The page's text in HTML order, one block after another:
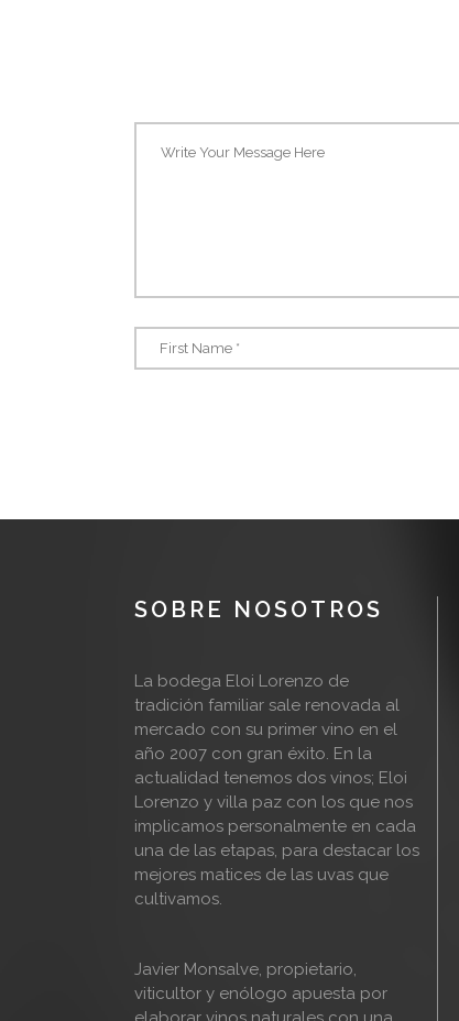
SOBRE NOSOTROS
La bodega Eloi Lorenzo de
tradición familiar sale renovada al
mercado con su primer vino en el
año 2007 con gran éxito. En la
actualidad tenemos dos vinos; Eloi
Lorenzo y villa paz con los que nos
implicamos personalmente en cada
una de las etapas, para destacar los
mejores matices de las uvas que
cultivamos.
Javier Monsalve, propietario,
viticultor y enólogo apuesta por